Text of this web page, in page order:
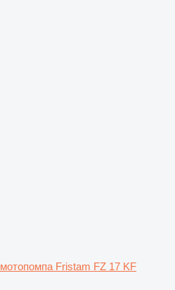
мотопомпа Fristam FZ 17 KF